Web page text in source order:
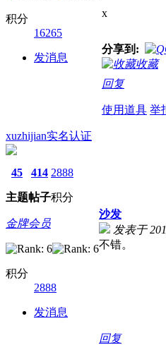
积分
16265
发消息
x
分享到:
收藏
回复
使用道具 举
xuzhijian实名认证
45
主题
414
帖子
2888
积分
金牌会员
积分
2888
发消息
沙发
发表于
不错。
回复